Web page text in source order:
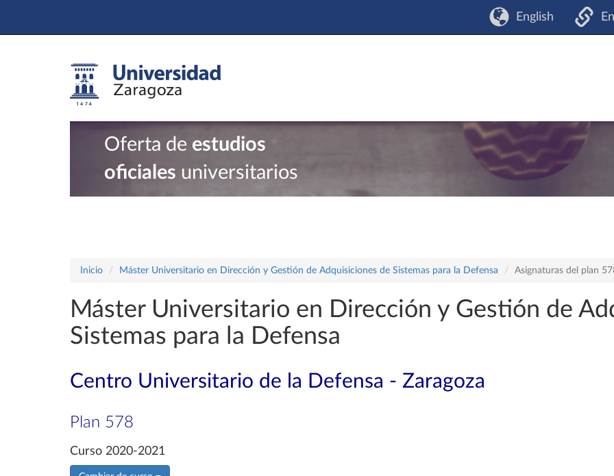
English
Oferta de estudios
oficiales universitarios
Inicio Máster Universitario en Dirección y Gestión de Adquisiciones de Sistemas para la Defensa Asignaturas del plan
Máster Universitario en Dirección y Gestión de
Sistemas para la Defensa
Centro Universitario de la Defensa - Zaragoza
Plan 578
Curso 2020-2021